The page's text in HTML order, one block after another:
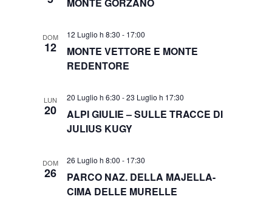
DOM
12
12 Luglio h 8:30 - 17:00
MONTE VETTORE E MONTE
REDENTORE
LUN
20
20 Luglio h 6:30 -23 Luglio h 17:30
ALPI GIULIE – SULLE TRACCE DI
JULIUS KUGY
DOM
26
26 Luglio h 8:00 - 17:30
PARCO NAZ. DELLA MAJELLA-
CIMA DELLE MURELLE